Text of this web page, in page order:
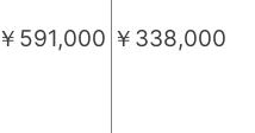
￥591,000 ￥338,000